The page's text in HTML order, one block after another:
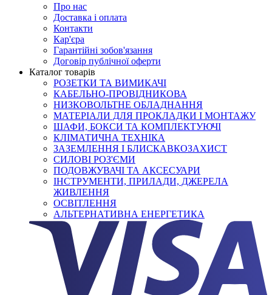
Про нас
Доставка і оплата
Контакти
Кар'єра
Гарантійні зобов'язання
Договір публічної оферти
Каталог товарів
РОЗЕТКИ ТА ВИМИКАЧІ
КАБЕЛЬНО-ПРОВІДНИКОВА
НИЗКОВОЛЬТНЕ ОБЛАДНАННЯ
МАТЕРІАЛИ ДЛЯ ПРОКЛАДКИ І МОНТАЖУ
ШАФИ, БОКСИ ТА КОМПЛЕКТУЮЧІ
КЛІМАТИЧНА ТЕХНІКА
ЗАЗЕМЛЕННЯ І БЛИСКАВКОЗАХИСТ
СИЛОВІ РОЗ'ЄМИ
ПОДОВЖУВАЧІ ТА АКСЕСУАРИ
ІНСТРУМЕНТИ, ПРИЛАДИ, ДЖЕРЕЛА
ЖИВЛЕННЯ
ОСВІТЛЕННЯ
АЛЬТЕРНАТИВНА ЕНЕРГЕТИКА